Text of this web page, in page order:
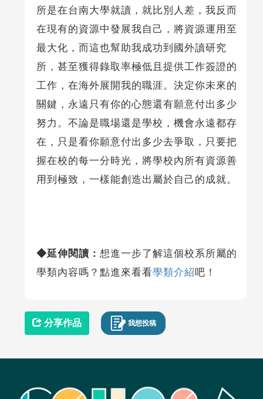
所是在台南大學就讀，就比別人差，我反而
在現有的資源中發展我自己，將資源運用至
最大化，而這也幫助我成功到國外讀研究
所，甚至獲得錄取率極低且提供工作簽證的
工作，在海外展開我的職涯。決定你未來的
關鍵，永遠只有你的心態還有願意付出多少
努力。不論是職場還是學校，機會永遠都存
在，只是看你願意付出多少去爭取，只要把
握在校的每一分時光，將學校內所有資源善
用到極致，一樣能創造出屬於自己的成就。
◆延伸閱讀： 想進一步了解這個校系所屬的
學類內容嗎？點進來看看學類介紹吧！
分享作品 我想投稿